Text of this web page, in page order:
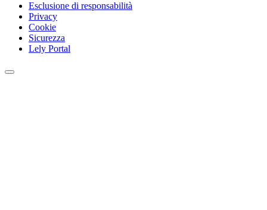
Esclusione di responsabilità
Privacy
Cookie
Sicurezza
Lely Portal